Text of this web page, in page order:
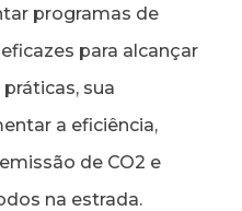
programas de
para alcançar
sua
a eficiência,
de CO2 e
na estrada.